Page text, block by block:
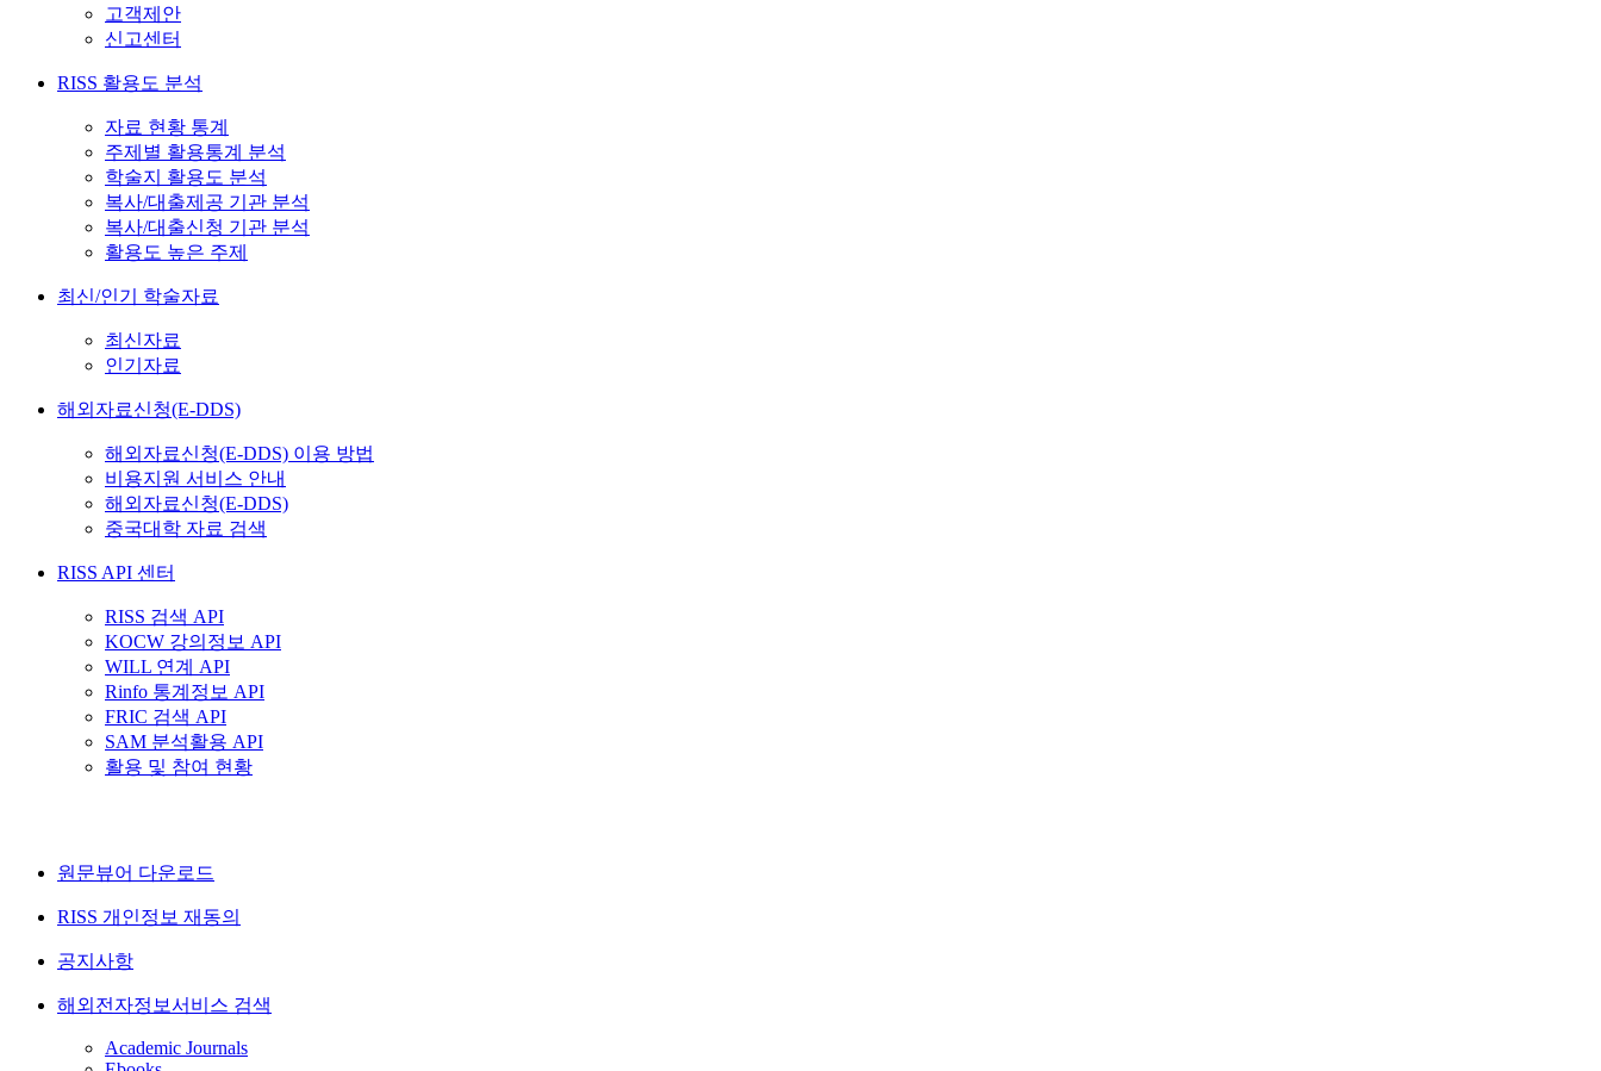
고객제안
신고센터
RISS 활용도 분석
자료 현황 통계
주제별 활용통계 분석
학술지 활용도 분석
복사/대출제공 기관 분석
복사/대출신청 기관 분석
활용도 높은 주제
최신/인기 학술자료
최신자료
인기자료
해외자료신청(E-DDS)
해외자료신청(E-DDS) 이용 방법
비용지원 서비스 안내
해외자료신청(E-DDS)
중국대학 자료 검색
RISS API 센터
RISS 검색 API
KOCW 강의정보 API
WILL 연계 API
Rinfo 통계정보 API
FRIC 검색 API
SAM 분석활용 API
활용 및 참여 현황
원문뷰어 다운로드
RISS 개인정보 재동의
공지사항
해외전자정보서비스 검색
Academic Journals